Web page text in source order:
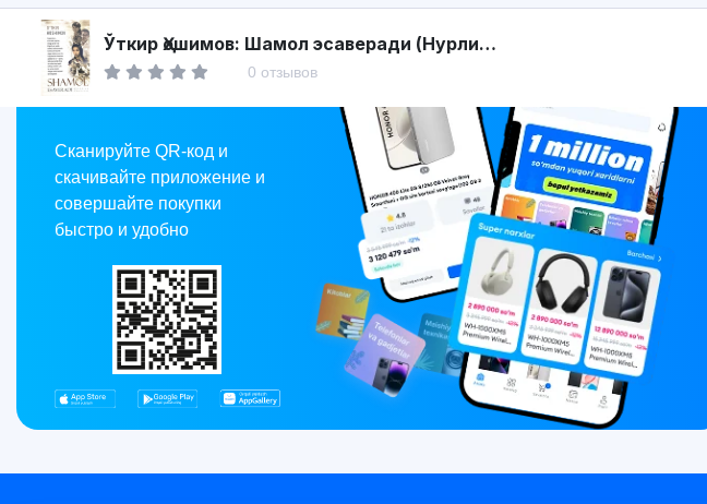
Ўткир Ҳошимов: Шамол эсаверади (Нурли
дунё)
0 отзывов
Asaxiy
Market
Сканируйте QR-код и
скачивайте приложение и
совершайте покупки
быстро и удобно